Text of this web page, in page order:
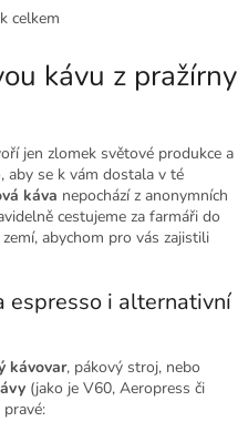
l
v
celkem
kávu z pražírny
jen zlomek světové produkce a
aby se k vám dostala v té
káva nepochází z anonymních
cestujeme za farmáři do
abychom pro vás zajistili
espresso i alternativní
kávovar, pákový stroj, nebo
(jako je V60, Aeropress či